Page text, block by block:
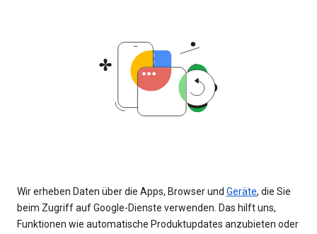
Wir erheben Daten über die Apps, Browser und Geräte, die Sie
beim Zugriff auf Google-Dienste verwenden. Das hilft uns,
Funktionen wie automatische Produktupdates anzubieten oder